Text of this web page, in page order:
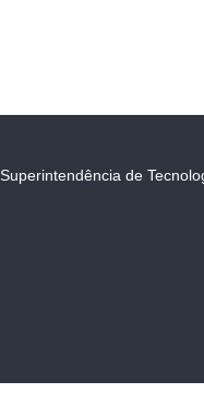
Superintendência de